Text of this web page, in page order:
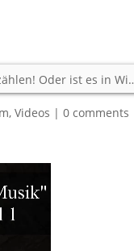
Oder ist es in
hat
,Videos |0 comments